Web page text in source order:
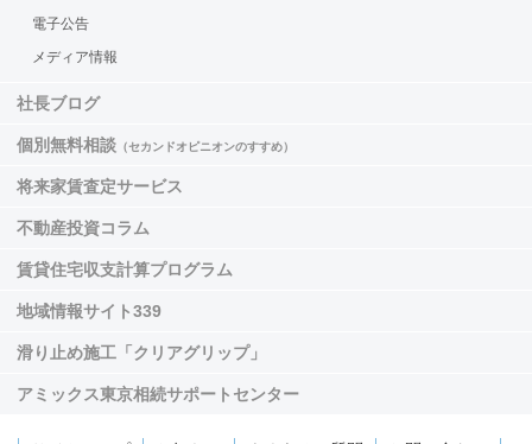
電子公告
メディア情報
社長ブログ
個別無料相談 （セカンドオピニオンのすすめ）
将来家賃査定サービス
不動産投資コラム
賃貸住宅収支計算プログラム
地域情報サイト339
滑り止め施工「クリアグリップ」
アミックス東京相続サポートセンター